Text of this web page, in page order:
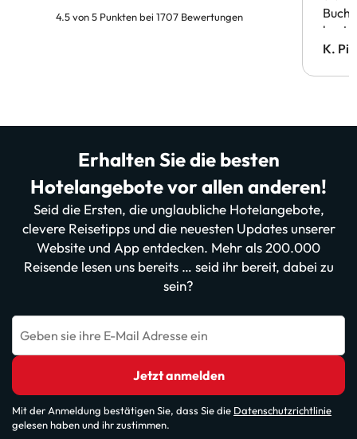
4.5 von 5 Punkten bei 1707 Bewertungen
K.
Erhalten Sie die besten
Hotelangebote vor allen anderen!
Seid die Ersten, die unglaubliche Hotelangebote,
clevere Reisetipps und die neuesten Updates unserer
Website und App entdecken. Mehr als 200.000
Reisende lesen uns bereits … seid ihr bereit, dabei zu
sein?
Geben sie ihre E-Mail Adresse ein
Jetzt anmelden
Mit der Anmeldung bestätigen Sie, dass Sie die Datenschutzrichtlinie
gelesen haben und ihr zustimmen.